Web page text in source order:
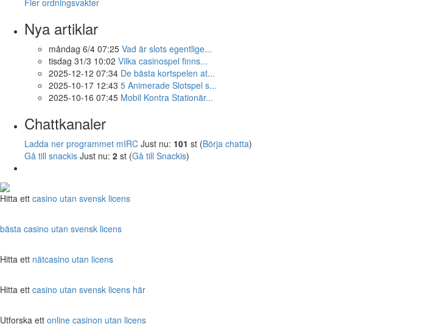
Nya artiklar
måndag 6/4 07:25 Vad är slots egentlige...
tisdag 31/3 10:02 Vilka casinospel finns...
2025-12-12 07:34 De bästa kortspelen at...
2025-10-17 12:43 5 Animerade Slotspel s...
2025-10-16 07:45 Mobil Kontra Stationär...
Chattkanaler
Ladda ner programmet mIRC Just nu: 101 st (Börja chatta)
Gå till snackis Just nu: 2 st (Gå till Snackis)
Hitta ett casino utan svensk licens
bästa casino utan svensk licens
Hitta ett nätcasino utan licens
Hitta ett casino utan svensk licens här
Utforska ett online casinon utan licens